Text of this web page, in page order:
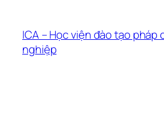
phầnICA – Học viện đào tạo pháp
nghiệp